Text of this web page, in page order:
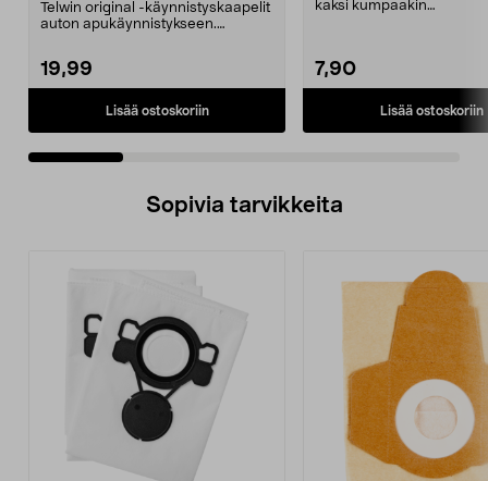
Mini/9000/13000/1250/150
0/1750, EC5
Telwin original -käynnistyskaapelit
auton apukäynnistykseen.
19,99
Lisää ostoskoriin
kaksi kumpaakin
7,90
Lisää ostoskoriin
Sopivia tarvikkeita